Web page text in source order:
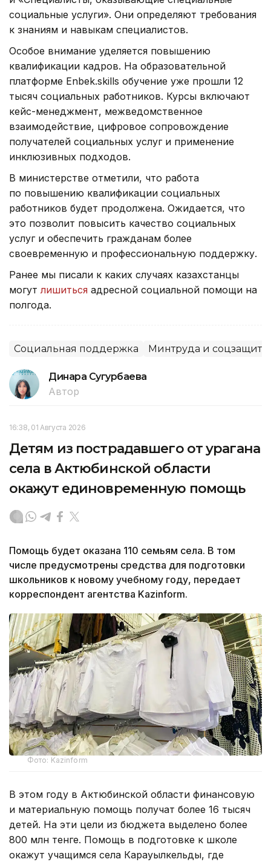
социальные услуги». Они определяют требования
к знаниям и навыкам специалистов.
Особое внимание уделяется повышению
квалификации кадров. На образовательной
платформе Enbek.skills обучение уже прошли 12
тысяч социальных работников. Курсы включают
кейс-менеджмент, межведомственное
взаимодействие, цифровое сопровождение
получателей социальных услуг и применение
инклюзивных подходов.
В министерстве отметили, что работа
по повышению квалификации социальных
работников будет продолжена. Ожидается, что
это позволит повысить качество социальных
услуг и обеспечить гражданам более
своевременную и профессиональную поддержку.
Ранее мы писали к каких случаях казахстанцы
могутлишиться адресной социальной помощи на
полгода.
Социальная поддержка Минтруда и
Динара Сугурбаева
Автор
16:38, 01 Августа 2026
Детям из пострадавшего от урагана
села в Актюбинской области
окажут единовременную помощь
Помощь будет оказана 110 семьям села. В том
числе предусмотрены средства для подготовки
школьников к новому учебному году, передает
корреспондент агентства Kazinform.
Фото: Kazinform
В этом году в Актюбинской области финансовую
и материальную помощь получат более 16 тысяч
детей. На эти цели из бюджета выделено более
800 млн тенге. Помощь в подготовке к школе
окажут учащимся села Карауылкельды, где